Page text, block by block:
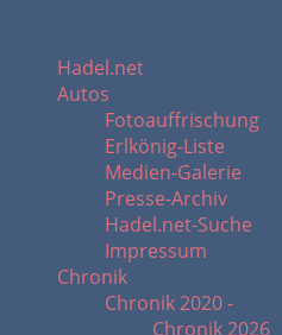
Hadel.net
Autos
Fotoauffrischung
Erlkönig-Liste
Medien-Galerie
Presse-Archiv
Hadel.net-Suche
Impressum
Chronik
Chronik 2020 -
Chronik 2026